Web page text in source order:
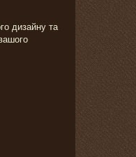
дизайну та